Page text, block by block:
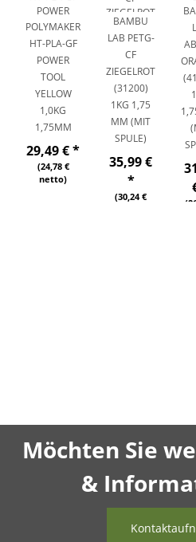
POLYMAKER
HT-PLA-GF
POWER
TOOL
YELLOW
1,0KG
1,75MM
29,49 €*
(24,78 €
netto)
BAMBU
LAB PETG-
CF
ZIEGELROT
(31200)
1KG 1,75
MM (MIT
SPULE)
35,99 €
*
(30,24 €
Möchten Sie
&